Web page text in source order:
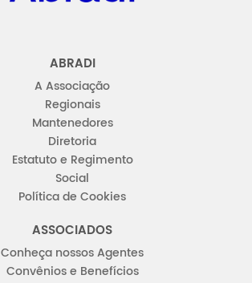
ABRADI
A Associação
Regionais
Mantenedores
Diretoria
Estatuto e Regimento
Social
Política de Cookies
ASSOCIADOS
Conheça nossos Agentes
Convênios e Benefícios